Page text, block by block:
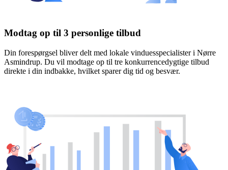
Modtag op til 3 personlige tilbud
Din forespørgsel bliver delt med lokale vinduesspecialister i Nørre
Asmindrup. Du vil modtage op til tre konkurrencedygtige tilbud
direkte i din indbakke, hvilket sparer dig tid og besvær.